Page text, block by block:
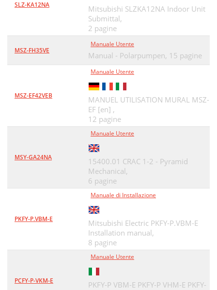
SLZ-KA12NA
Mitsubishi SLZKA12NA Indoor Unit
Submittal,
2 pagine
MSZ-FH35VE
Manuale Utente
Manual - Polarpumpen, 15 pagine
MSZ-EF42VEB
Manuale Utente
MANUEL UTILISATION MURAL MSZ-
EF [en] ,
12 pagine
MSY-GA24NA
Manuale Utente
15400.01 CRAC 1-2 - Pyramid
Mechanical,
6 pagine
PKFY-P.VBM-E
Manuale di Installazione
Mitsubishi Electric PKFY-P.VBM-E
Installation manual,
8 pagine
PCFY-P-VKM-E
Manuale Utente
PKFY-P VBM-E PKFY-P VHM-E PKFY-